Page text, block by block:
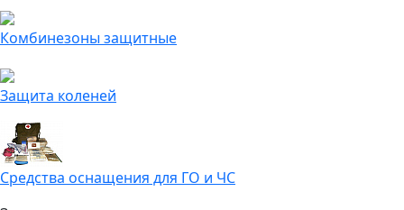
Комбинезоны защитные
Защита коленей
Средства оснащения для ГО и ЧС